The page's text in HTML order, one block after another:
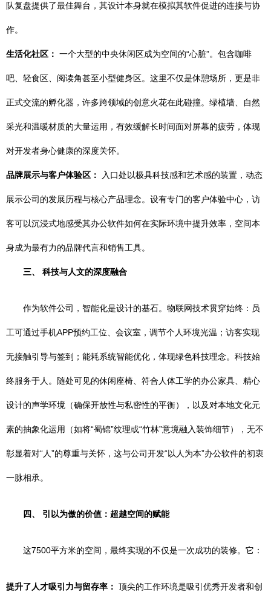
队复盘提供了最佳舞台，其设计本身就在模拟其软件促进的连接与协
作。
生活化社区： 一个大型的中央休闲区成为空间的“心脏”。包含咖啡
吧、轻食区、阅读角甚至小型健身区。这里不仅是休憩场所，更是非
正式交流的孵化器，许多跨领域的创意火花在此碰撞。绿植墙、自然
采光和温暖材质的大量运用，有效缓解长时间面对屏幕的疲劳，体现
对开发者身心健康的深度关怀。
品牌展示与客户体验区： 入口处以极具科技感和艺术感的装置，动态
展示公司的发展历程与核心产品理念。设有专门的客户体验中心，访
客可以沉浸式地感受其办公软件如何在实际环境中提升效率，空间本
身成为最有力的品牌代言和销售工具。
三、 科技与人文的深度融合
作为软件公司，智能化是设计的基石。物联网技术贯穿始终：员
工可通过手机APP预约工位、会议室，调节个人环境光温；访客实现
无接触引导与签到；能耗系统智能优化，体现绿色科技理念。科技始
终服务于人。随处可见的休闲座椅、符合人体工学的办公家具、精心
设计的声学环境（确保开放性与私密性的平衡），以及对本地文化元
素的抽象化运用（如将“蜀锦”纹理或“竹林”意境融入装饰细节），无不
彰显着对“人”的尊重与关怀，这与公司开发“以人为本”办公软件的初衷
一脉相承。
四、 引以为傲的价值：超越空间的赋能
这7500平方米的空间，最终实现的不仅是一次成功的装修。它：
提升了人才吸引力与留存率： 顶尖的工作环境是吸引优秀开发者和创